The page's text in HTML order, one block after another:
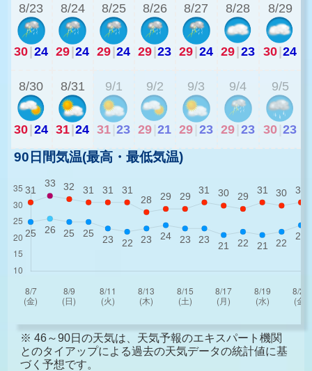
8/23
30 24
8/24
29 24
8/25
29 24
8/26
29 23
8/27
29 24
8/28
29 23
8/29
30 24
8/30
30 24
8/31
31 24
9/1
31 23
9/2
29 21
9/3
29 23
9/4
29 23
9/5
30 23
90日間気温(最高・最低気温)
※ 46～90日の天気は、天気予報のエキスパート機関
とのタイアップによる過去の天気データの統計値に基
づく予想です。